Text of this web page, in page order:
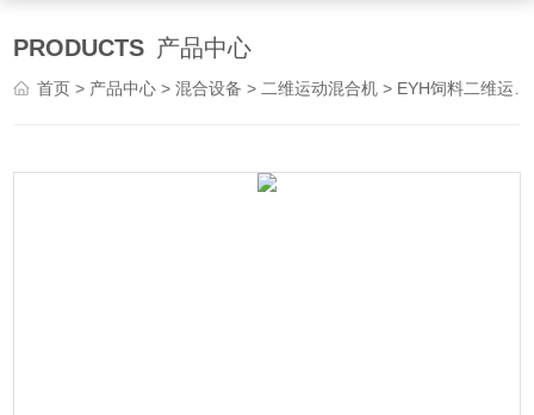
PRODUCTS 产品中心
首页 > 产品中心 >混合设备 > 二维运动混合机 > EYH饲料二维运动搅拌机